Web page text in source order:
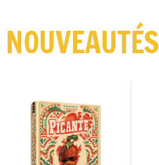
NOUVEAUTÉS